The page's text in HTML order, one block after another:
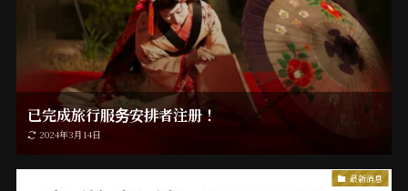
已完成旅行服务安排者注册！
2024年3月14日
最新消息